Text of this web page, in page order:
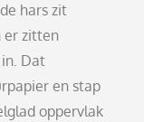
hars zit
er zitten
Dat
en stap
oppervlak